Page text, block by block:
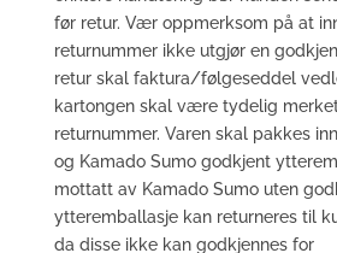
før retur. Vær oppmerksom på at
returnummer ikke utgjør en
retur skal faktura/følgeseddel
kartongen skal være tydelig
returnummer. Varen skal pakkes
og Kamado Sumo godkjent
mottatt av Kamado Sumo uten
ytteremballasje kan returneres til
da disse ikke kan godkjennes for